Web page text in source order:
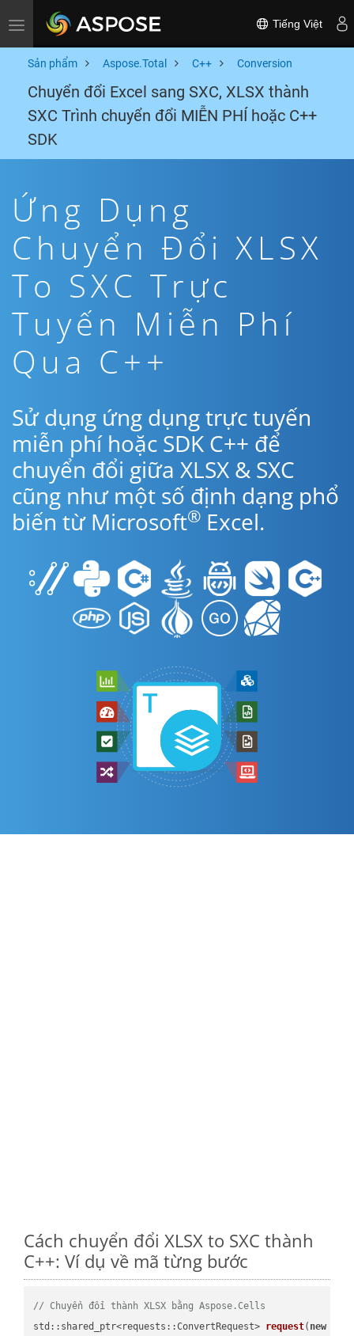
Toggle navigation Tiếng Việt
Sản phẩm Aspose.Total C++ Conversion
Chuyển đổi Excel sang SXC, XLSX thành
SXC Trình chuyển đổi MIỄN PHÍ hoặc C++
SDK
Ứng Dụng
Chuyển Đổi XLSX
To SXC Trực
Tuyến Miễn Phí
Qua C++
Sử dụng ứng dụng trực tuyến
miễn phí hoặc SDK C++ để
chuyển đổi giữa XLSX & SXC
cũng như một số định dạng phổ
biến từ Microsoft® Excel.
Cách chuyển đổi XLSX to SXC thành
C++: Ví dụ về mã từng bước
// Chuyển đổi thành XLSX bằng Aspose.Cells
std::shared_ptr<requests::ConvertRequest> request( new